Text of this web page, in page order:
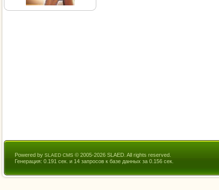
Powered by SLAED CMS © 2005-2026 SLAED. All rights reserved.
Генерация: 0.191 сек. и 14 запросов к базе данных за 0.156 сек.